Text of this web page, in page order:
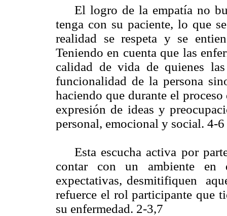
El logro de la empatía no
tenga con su paciente, lo que
realidad se respeta y se
Teniendo en cuenta que las
calidad de vida de quienes
funcionalidad de la persona
haciendo que durante el
expresión de ideas y
personal, emocional y social. 4-
Esta escucha activa por
contar con un ambiente
expectativas, desmitifiquen
refuerce el rol participante que
su enfermedad. 2-3,7